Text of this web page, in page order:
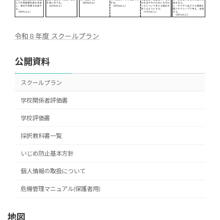
令和８年度 スクールプラン
公開資料
スクールプラン
学校関係者評価書
学校評価書
採択教科書一覧
いじめ防止基本方針
個人情報の取扱について
危機管理マニュアル(保護者用)
地図